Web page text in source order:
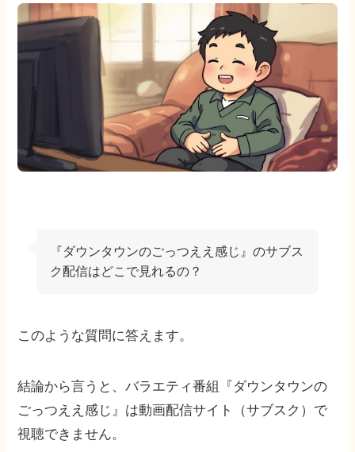
『ダウンタウンのごっつええ感じ』のサブス
ク配信はどこで見れるの？
このような質問に答えます。
結論から言うと、バラエティ番組『ダウンタウンの
ごっつええ感じ』は動画配信サイト（サブスク）で
視聴できません。